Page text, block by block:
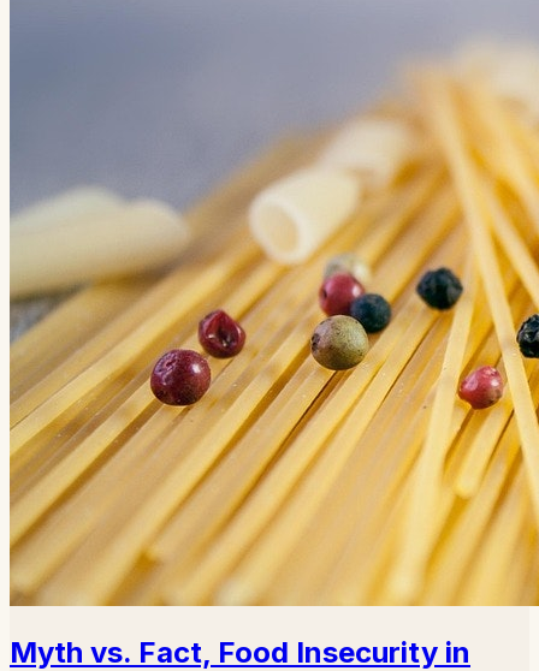
Myth vs. Fact, Food Insecurity in